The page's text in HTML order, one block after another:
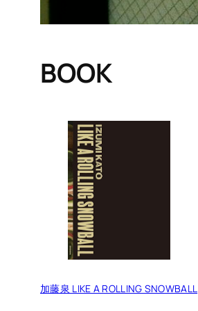
BOOK
加藤泉 LIKE A ROLLING SNOWBALL